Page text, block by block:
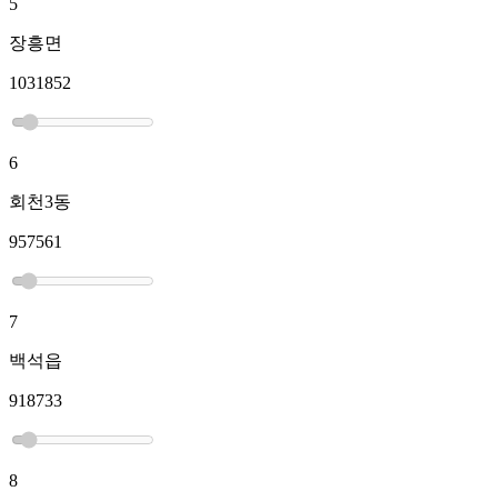
장흥면
1031852
6
회천3동
957561
7
백석읍
918733
8